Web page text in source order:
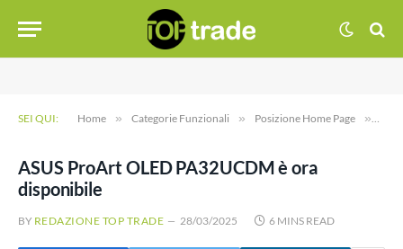
SEI QUI: Home » Categorie Funzionali » Posizione Home Page »
ASUS ProArt OLED PA32UCDM è ora
disponibile
BY REDAZIONE TOP TRADE 28/03/2025 6 MINS READ